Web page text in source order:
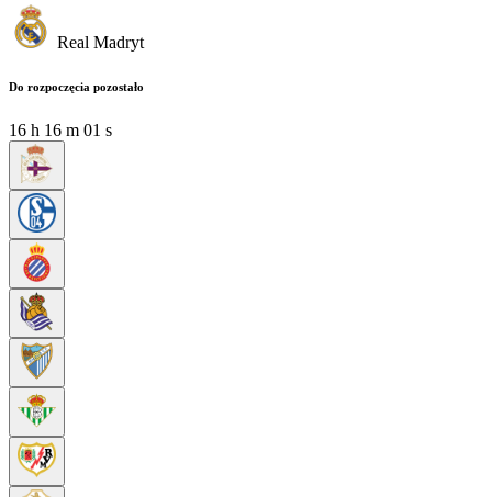
Real Madryt
Do rozpoczęcia pozostało
16 h 15 m 59 s